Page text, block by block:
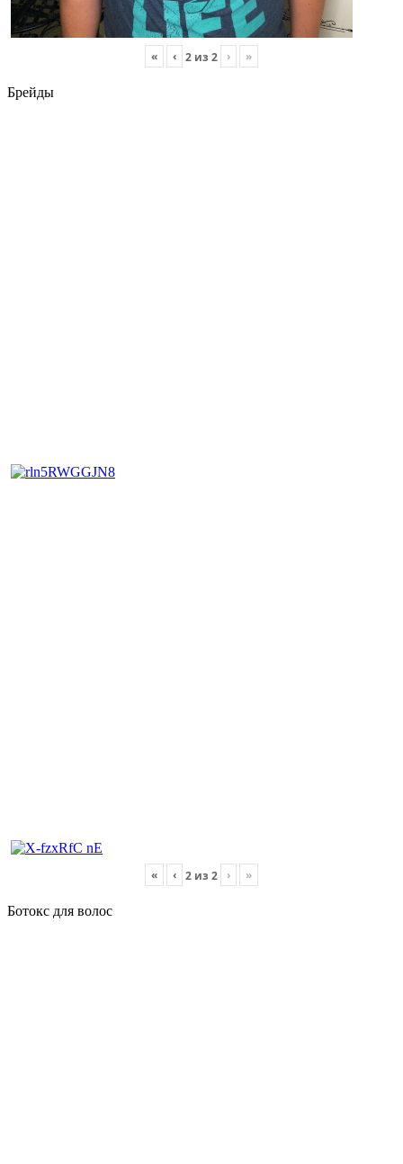
« ‹ 2 из 2 › »
Брейды
« ‹ 2 из 2 › »
Ботокс для волос